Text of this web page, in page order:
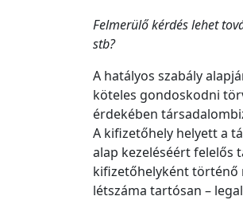
Felmerülő kérdés lehet
stb?
A hatályos szabály
köteles gondoskodni
érdekében
A kifizetőhely helyett a
alap kezeléséért felelős
kifizetőhelyként történő
létszáma tartósan –